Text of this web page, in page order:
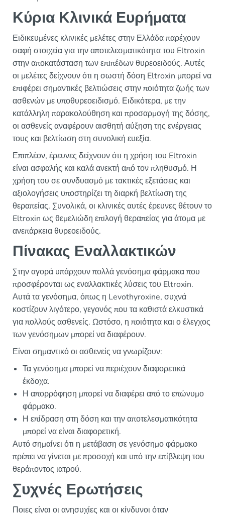
Κύρια Κλινικά Ευρήματα
Ειδικευμένες κλινικές μελέτες στην Ελλάδα παρέχουν
σαφή στοιχεία για την αποτελεσματικότητα του Eltroxin
στην αποκατάσταση των επιπέδων θυρεοειδούς. Αυτές
οι μελέτες δείχνουν ότι η σωστή δόση Eltroxin μπορεί να
επιφέρει σημαντικές βελτιώσεις στην ποιότητα ζωής των
ασθενών με υποθυρεοειδισμό. Ειδικότερα, με την
κατάλληλη παρακολούθηση και προσαρμογή της δόσης,
οι ασθενείς αναφέρουν αισθητή αύξηση της ενέργειας
τους και βελτίωση στη συνολική ευεξία.
Επιπλέον, έρευνες δείχνουν ότι η χρήση του Eltroxin
είναι ασφαλής και καλά ανεκτή από τον πληθυσμό. Η
χρήση του σε συνδυασμό με τακτικές εξετάσεις και
αξιολογήσεις υποστηρίζει τη διαρκή βελτίωση της
θεραπείας. Συνολικά, οι κλινικές αυτές έρευνες θέτουν το
Eltroxin ως θεμελιώδη επιλογή θεραπείας για άτομα με
ανεπάρκεια θυρεοειδούς.
Πίνακας Εναλλακτικών
Στην αγορά υπάρχουν πολλά γενόσημα φάρμακα που
προσφέρονται ως εναλλακτικές λύσεις του Eltroxin.
Αυτά τα γενόσημα, όπως η Levothyroxine, συχνά
κοστίζουν λιγότερο, γεγονός που τα καθιστά ελκυστικά
για πολλούς ασθενείς. Ωστόσο, η ποιότητα και ο έλεγχος
των γενόσημων μπορεί να διαφέρουν.
Είναι σημαντικό οι ασθενείς να γνωρίζουν:
Τα γενόσημα μπορεί να περιέχουν διαφορετικά
έκδοχα.
Η απορρόφηση μπορεί να διαφέρει από το επώνυμο
φάρμακο.
Η επίδραση στη δόση και την αποτελεσματικότητα
μπορεί να είναι διαφορετική.
Αυτό σημαίνει ότι η μετάβαση σε γενόσημο φάρμακο
πρέπει να γίνεται με προσοχή και υπό την επίβλεψη του
θεράποντος ιατρού.
Συχνές Ερωτήσεις
Ποιες είναι οι ανησυχίες και οι κίνδυνοι όταν